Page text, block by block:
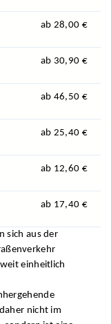
ab 28,00 €
ab 30,90 €
ab 46,50 €
ab 25,40 €
ab 12,60 €
ab 17,40 €
sich aus der
einheitlich
nicht im